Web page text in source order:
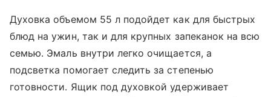
Духовка объемом 55 л подойдет как для быстрых
блюд на ужин, так и для крупных запеканок на всю
семью. Эмаль внутри легко очищается, а
подсветка помогает следить за степенью
готовности. Ящик под духовкой удерживает